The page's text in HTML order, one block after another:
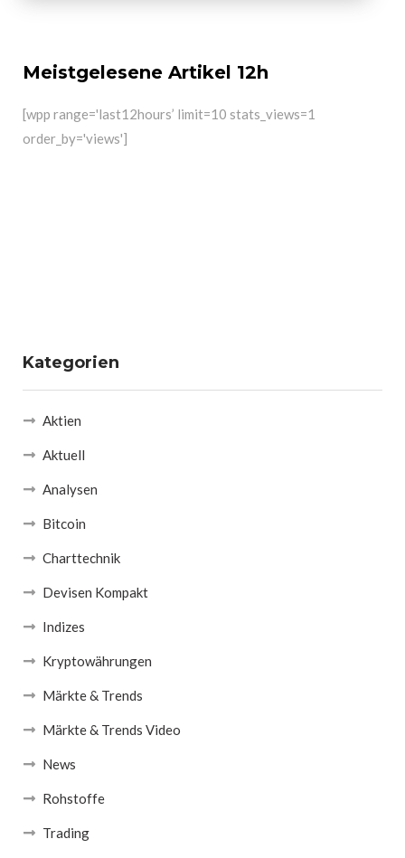
Meistgelesene Artikel 12h
[wpp range='last12hours’ limit=10 stats_views=1
order_by='views']
Kategorien
Aktien
Aktuell
Analysen
Bitcoin
Charttechnik
Devisen Kompakt
Indizes
Kryptowährungen
Märkte & Trends
Märkte & Trends Video
News
Rohstoffe
Trading